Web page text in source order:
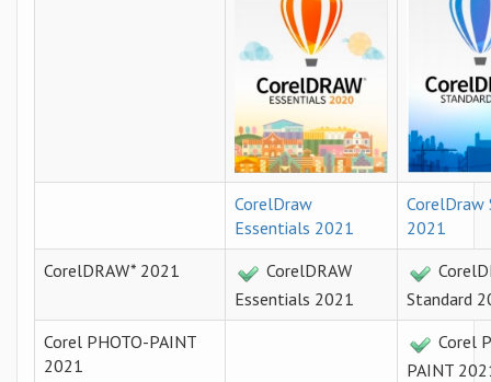
CorelDraw
Essentials 2021
CorelDraw
2021
CorelDRAW* 2021
CorelDRAW
Essentials 2021
Standard
Corel PHOTO-PAINT
2021
Corel
PAINT